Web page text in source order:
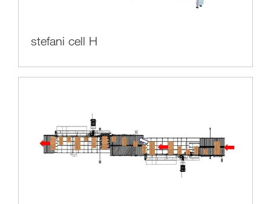
stefani cell H